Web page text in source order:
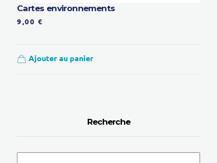
Cartes environnements
9,00 €
Ajouter au panier
Recherche